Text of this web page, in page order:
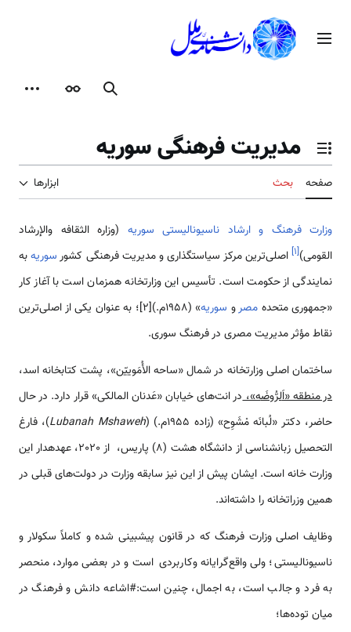
محتوامنوی اصلی
جستجوظاهر
تغییر وضعیت فهرست محتویات
مدیریت فرهنگی سوریه
صفحه بحث ابزارها
وزارت فرهنگ و ارشاد ناسیونالیستی سوریه (وزاره الثقافه والإرشاد
القومی)[۱]اصلی­‌‌‌ترین مرکز ‌‌‌‌سیاستگذاری و مدیریت فرهنگی کشورسوریهبه
نمایندگی از حکومت ‌‌‌‌است. تأسیس این وزارت­خانه هم­زمان ‌‌‌‌است با آغاز کار
«جمهوری متحده مصرو سوریه
» (1958م.)[2]؛ به عنوان یکی از اصلی­‌‌‌ترین
نقاط مؤثر مدیریت مصری در فرهنگ سوری.
ساختمان اصلی وزارتخانه در شمال «ساحه الأُمَوییّن»، پشت کتابخانه اسد،
در منطقه «الروضه»،در انت‌‌های خیابان «عَدنان المالکی» قرار دارد. در حال
حاضر، دکتر «لُبانه مْشَوِح» (زاده 1955م.) ( Lubanah Mshaweh)، فارغ
التحصیل زبانشناسی از دانشگاه هشت (8) پاریس، از 2020، عهده­دار این
وزارت خانه ‌‌‌‌است. ایشان پیش از این نیز سابقه وزارت در دولت‌‌های قبلی در
همین وزراتخانه را داشته­‌‌‌‌‌اند.
وظایف اصلی وزارت فرهنگ که در قانون پیش­بینی شده و کاملاً سکولار و
ناسیونالیستی؛ ولی واقع­‌‌‌‌‌‌گرایانه وکاربردی ‌‌‌‌است و در بعضی موارد، منحصر
به فرد و جالب ‌‌‌‌است، به اجمال، چنین ‌‌‌‌است:#اشاعه دانش و فرهنگ در
میان توده­‌‌ها؛